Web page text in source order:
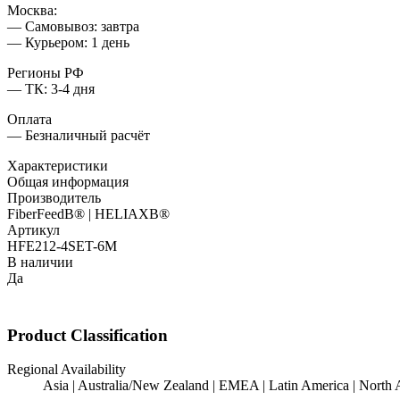
Москва:
— Самовывоз: завтра
— Курьером: 1 день
Регионы РФ
— ТК: 3-4 дня
Оплата
— Безналичный расчёт
Характеристики
Общая информация
Производитель
FiberFeedВ® | HELIAXВ®
Артикул
HFE212-4SET-6M
В наличии
Да
Product Classification
Regional Availability
Asia | Australia/New Zealand | EMEA | Latin America | North